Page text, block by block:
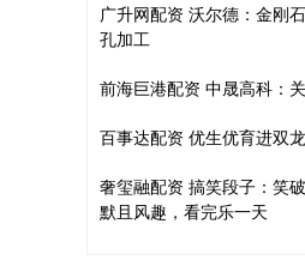
广升网配资 沃尔德：金刚
孔加工
前海巨港配资 中晟高科：
百事达配资 优生优育进双
奢玺融配资 搞笑段子：笑
默且风趣，看完乐一天